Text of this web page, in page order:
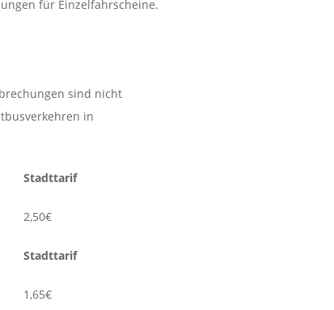
für Einzelfahrscheine.
sind nicht
in
Stadttarif
2,50€
Stadttarif
1,65€